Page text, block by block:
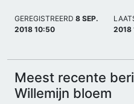
GEREGISTREERD 8 SEP.
2018 10:50
2018
Meest recente
Willemijn bloem